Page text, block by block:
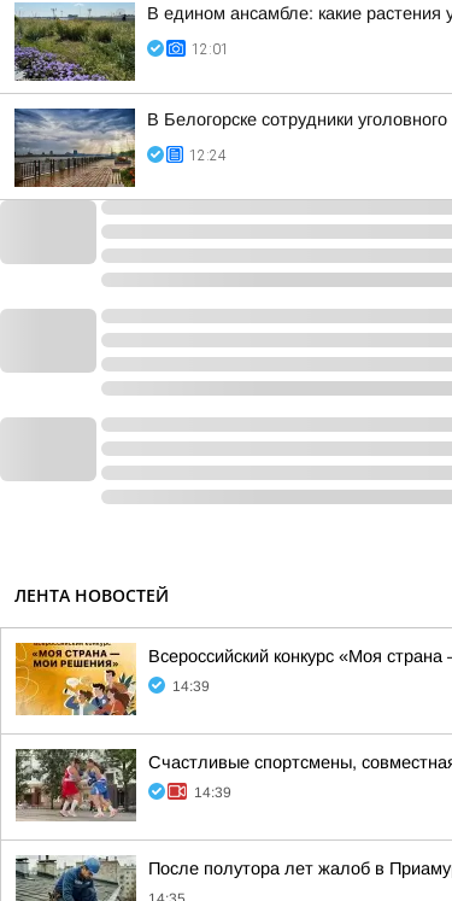
В едином ансамбле: какие
12:01
В Белогорске сотрудники
12:24
ЛЕНТА НОВОСТЕЙ
Всероссийский конкурс «Моя
14:39
Счастливые спортсмены,
14:39
После полутора лет жалоб в